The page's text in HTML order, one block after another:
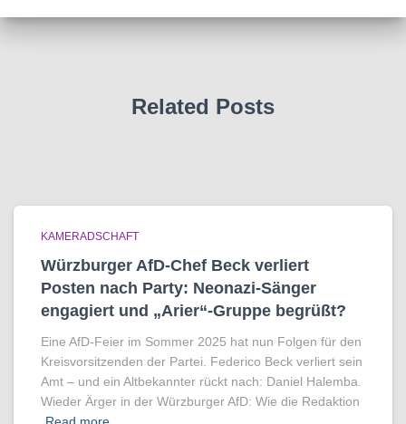
Related Posts
KAMERADSCHAFT
Würzburger AfD-Chef Beck verliert
Posten nach Party: Neonazi-Sänger
engagiert und „Arier“-Gruppe begrüßt?
Eine AfD-Feier im Sommer 2025 hat nun Folgen für den
Kreisvorsitzenden der Partei. Federico Beck verliert sein
Amt – und ein Altbekannter rückt nach: Daniel Halemba.
Wieder Ärger in der Würzburger AfD: Wie die Redaktion